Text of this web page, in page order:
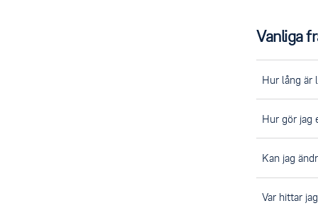
Vanliga
Hur lång är
lager kan
Hur gör jag
enklast via
Kan jag
avbokning.
Var hittar